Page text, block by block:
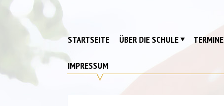
Drebkau
STARTSEITE ÜBER DIE SCHULE TERMINE
IMPRESSUM